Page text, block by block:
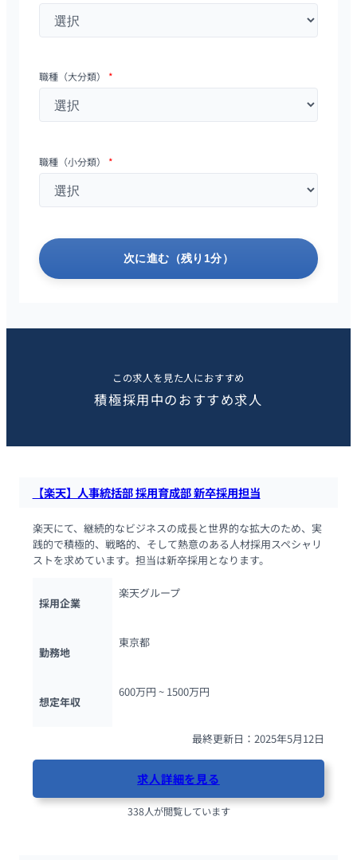
職種（大分類） *
職種（小分類） *
次に進む（残り1分）
この求人を見た人におすすめ
積極採用中のおすすめ求人
【楽天】人事統括部 採用育成部 新卒採用担当
楽天にて、継続的なビジネスの成長と世界的な拡大のため、実
践的で積極的、戦略的、そして熱意のある人材採用スペシャリ
ストを求めています。担当は新卒採用となります。
採用企業
楽天グループ
勤務地
東京都
想定年収
600万円 ~ 1500万円
最終更新日：2025年5月12日
求人詳細を見る
338人が閲覧しています